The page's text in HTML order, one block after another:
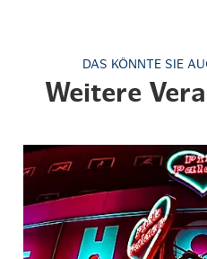
DAS KÖNNTE SIE
Weitere